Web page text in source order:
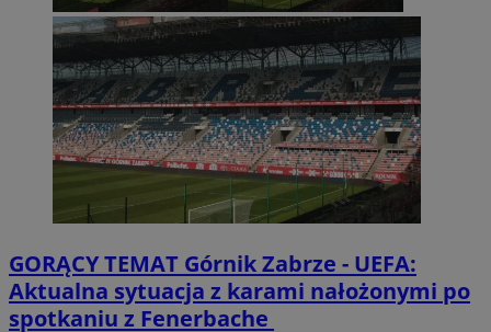
GORĄCY TEMAT Górnik Zabrze - UEFA:
Aktualna sytuacja z karami nałożonymi po
spotkaniu z Fenerbache